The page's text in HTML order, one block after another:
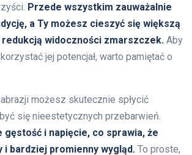
Przede wszystkim zauważalnie
a Ty możesz cieszyć się większą
widoczności zmarszczek. Aby
jej potencjał, warto pamiętać o
możesz skutecznie spłycić
się nieestetycznych przebarwień.
gęstość i napięcie, co sprawia, że
i bardziej promienny wygląd. To proste,